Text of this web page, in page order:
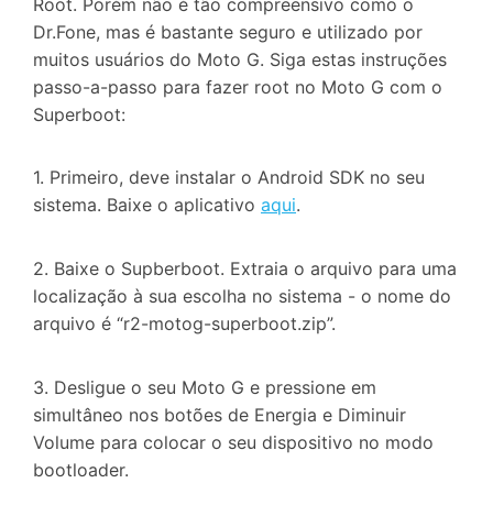
Dr.Fone, mas é bastante seguro e utilizado por
muitos usuários do Moto G. Siga estas instruções
passo-a-passo para fazer root no Moto G com o
Superboot:
1. Primeiro, deve instalar o Android SDK no seu
sistema. Baixe o aplicativo aqui.
2. Baixe o Supberboot. Extraia o arquivo para uma
localização à sua escolha no sistema - o nome do
arquivo é “r2-motog-superboot.zip”.
3. Desligue o seu Moto G e pressione em
simultâneo nos botões de Energia e Diminuir
Volume para colocar o seu dispositivo no modo
bootloader.